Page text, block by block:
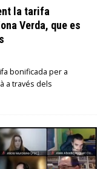
la tarifa
Verda, que es
bonificada per a
a través dels